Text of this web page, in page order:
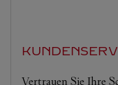
Vertrauen Sie Ihre